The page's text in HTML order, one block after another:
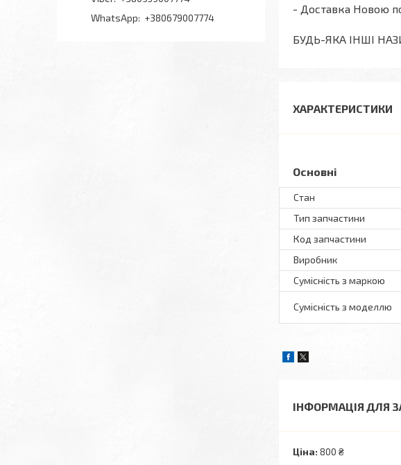
- Доставка Новою
БУДЬ-ЯКА ІНШІ
ХАРАКТЕРИСТИКИ
Основні
Стан
Тип запчастини
Код запчастини
Виробник
Сумісність з маркою
Сумісність з моделлю
ІНФОРМАЦІЯ ДЛЯ
Ціна: 800 ₴
+380679007774